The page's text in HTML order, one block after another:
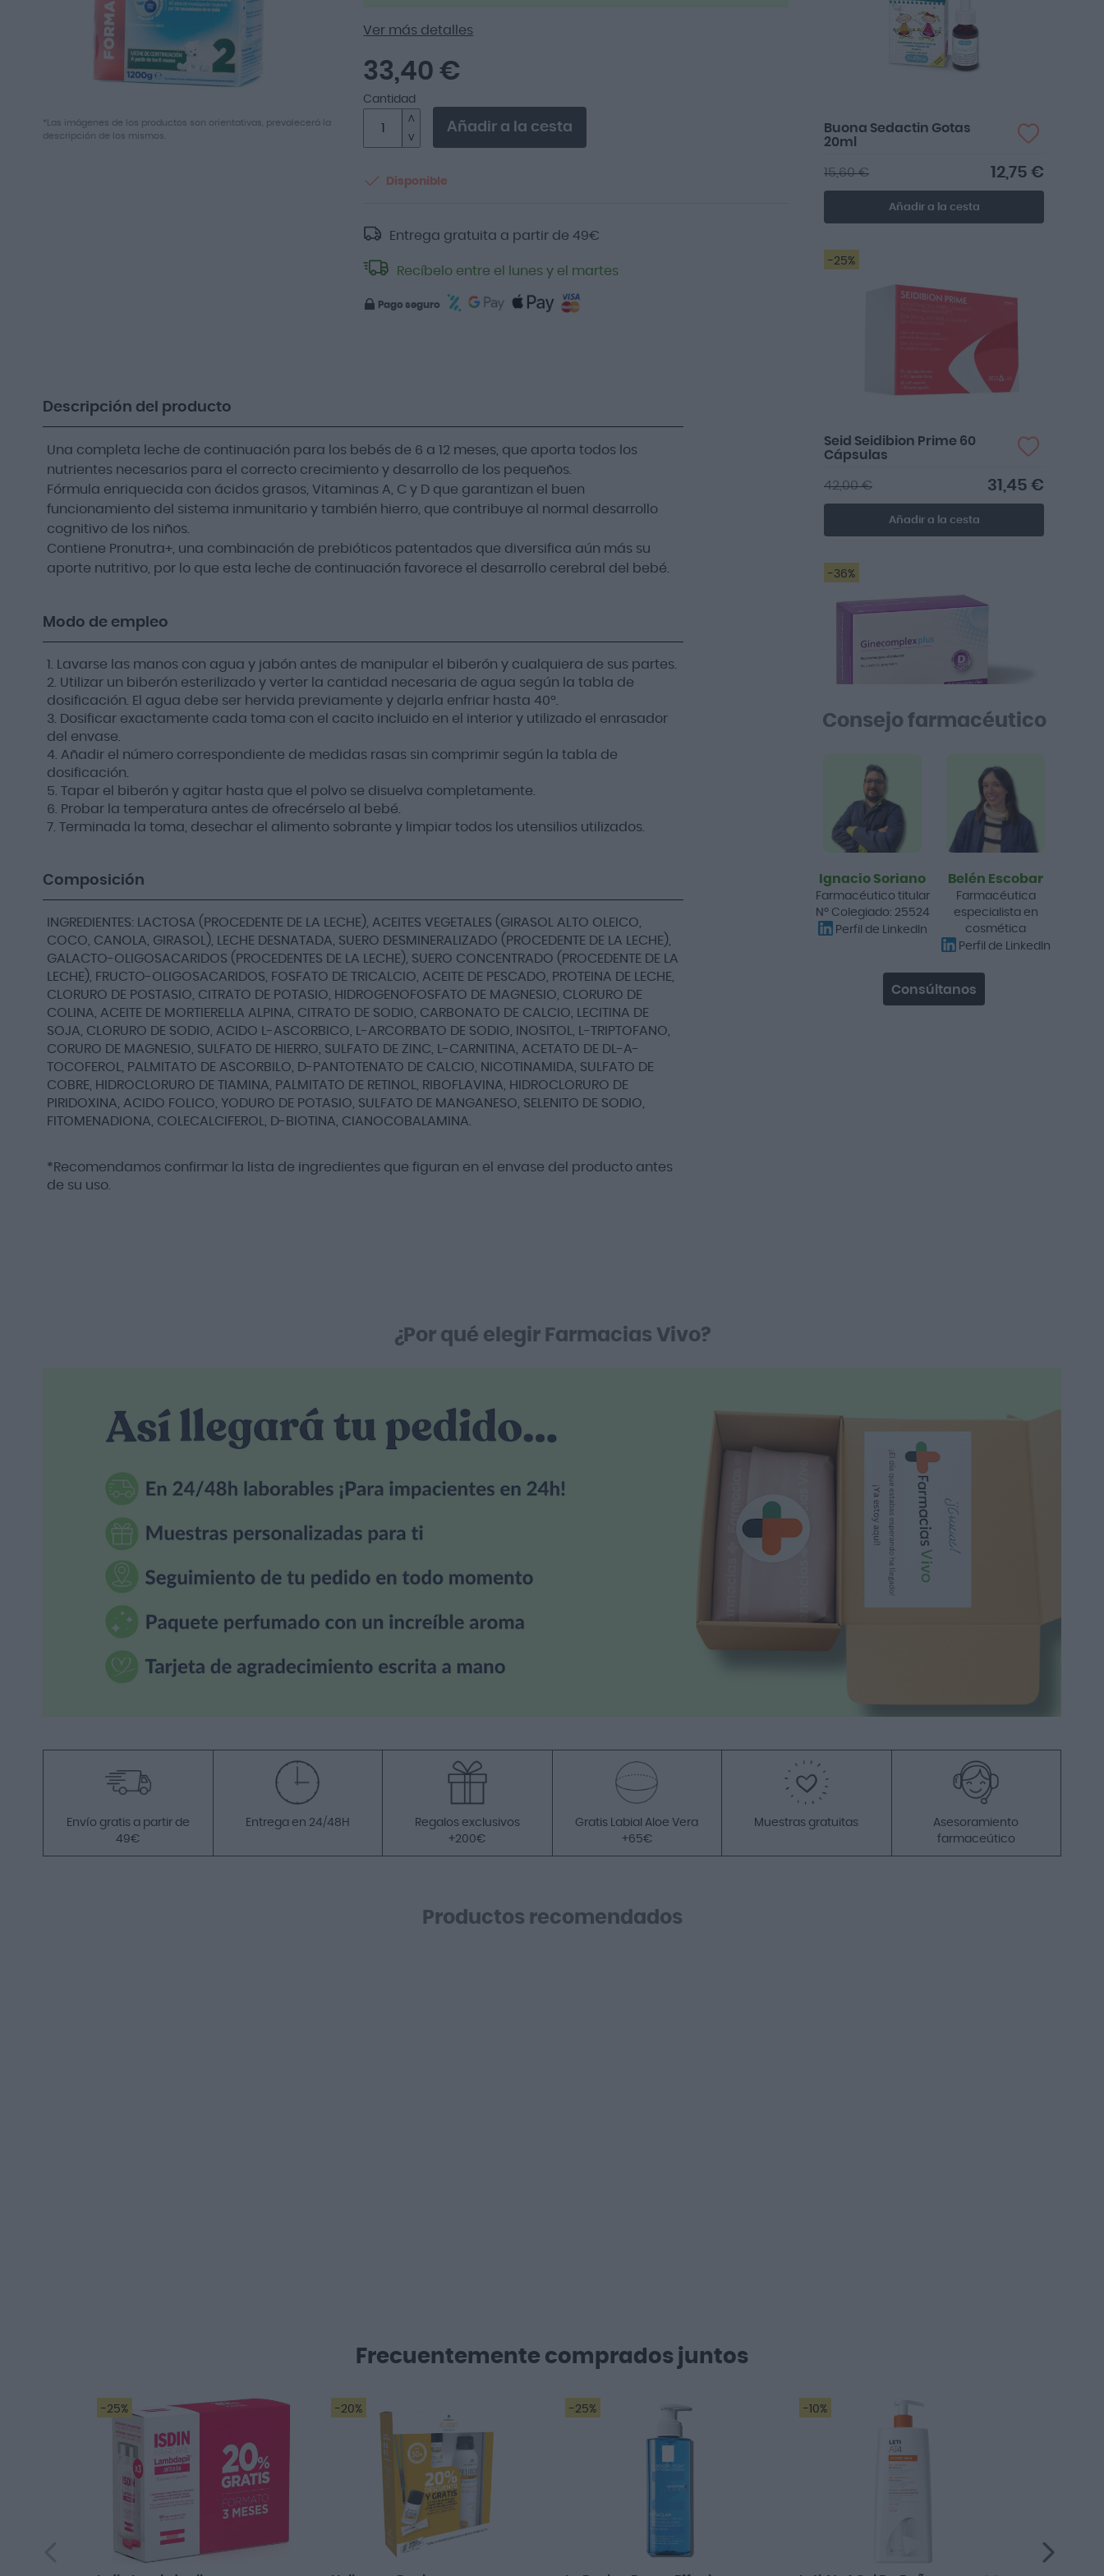
*Las imágenes de los productos son orientativas, prevalecerá la
descripción de los mismos.
Ver más detalles
33,40 €
Cantidad
Añadir a la cesta
Disponible
Entrega gratuita a partir de49€
Recíbelo entre el lunes y el martes
Pago seguro
Buona Sedactin Gotas
20ml
12,75 €
15,60 €
Añadir a la cesta
-25%
Seid Seidibion Prime 60
Cápsulas
31,45 €
42,00 €
Añadir a la cesta
-36%
Viñas Ginecomplex Plus
60 Cápsulas
15,05 €
23,50 €
Añadir a la cesta
-28%
Añadir a la cesta
Neositrín Protect
10,40 €
Añadir a la cesta
Descripción del producto
Una completa leche de continuación para los bebés de 6 a 12 meses, que aporta todos los
nutrientes necesarios para el correcto crecimiento y desarrollo de los pequeños.
Fórmula enriquecida con ácidos grasos, Vitaminas A, C y D que garantizan el buen
funcionamiento del sistema inmunitario y también hierro, que contribuye al normal desarrollo
cognitivo de los niños.
Contiene Pronutra+, una combinación de prebióticos patentados que diversifica aún más su
aporte nutritivo, por lo que esta leche de continuación favorece el desarrollo cerebral del bebé.
Modo de empleo
1. Lavarse las manos con agua y jabón antes de manipular el biberón y cualquiera de sus partes.
2. Utilizar un biberón esterilizado y verter la cantidad necesaria de agua según la tabla de
dosificación. El agua debe ser hervida previamente y dejarla enfriar hasta 40º.
3. Dosificar exactamente cada toma con el cacito incluido en el interior y utilizado el enrasador
del envase.
4. Añadir el número correspondiente de medidas rasas sin comprimir según la tabla de
dosificación.
5. Tapar el biberón y agitar hasta que el polvo se disuelva completamente.
6. Probar la temperatura antes de ofrecérselo al bebé.
7. Terminada la toma, desechar el alimento sobrante y limpiar todos los utensilios utilizados.
Composición
INGREDIENTES: LACTOSA (PROCEDENTE DE LA LECHE), ACEITES VEGETALES (GIRASOL ALTO OLEICO,
COCO, CANOLA, GIRASOL), LECHE DESNATADA, SUERO DESMINERALIZADO (PROCEDENTE DE LA LECHE),
GALACTO-OLIGOSACARIDOS (PROCEDENTES DE LA LECHE), SUERO CONCENTRADO (PROCEDENTE DE LA
LECHE), FRUCTO-OLIGOSACARIDOS, FOSFATO DE TRICALCIO, ACEITE DE PESCADO, PROTEINA DE LECHE,
CLORURO DE POSTASIO, CITRATO DE POTASIO, HIDROGENOFOSFATO DE MAGNESIO, CLORURO DE
COLINA, ACEITE DE MORTIERELLA ALPINA, CITRATO DE SODIO, CARBONATO DE CALCIO, LECITINA DE
SOJA, CLORURO DE SODIO, ACIDO L-ASCORBICO, L-ARCORBATO DE SODIO, INOSITOL, L-TRIPTOFANO,
CORURO DE MAGNESIO, SULFATO DE HIERRO, SULFATO DE ZINC, L-CARNITINA, ACETATO DE DL-A-
TOCOFEROL, PALMITATO DE ASCORBILO, D-PANTOTENATO DE CALCIO, NICOTINAMIDA, SULFATO DE
COBRE, HIDROCLORURO DE TIAMINA, PALMITATO DE RETINOL, RIBOFLAVINA, HIDROCLORURO DE
PIRIDOXINA, ACIDO FOLICO, YODURO DE POTASIO, SULFATO DE MANGANESO, SELENITO DE SODIO,
FITOMENADIONA, COLECALCIFEROL, D-BIOTINA, CIANOCOBALAMINA.
*Recomendamos confirmar la lista de ingredientes que figuran en el envase del producto antes
de su uso.
Consejo farmacéutico
Ignacio Soriano
Farmacéutico titular
Nº Colegiado: 25524
Perfil de LinkedIn
Belén Escobar
Farmacéutica
especialista en
cosmética
Perfil de LinkedIn
Consúltanos
¿Por qué elegir Farmacias Vivo?
Envío gratis a partir de
49€
Entrega en 24/48H
Regalos exclusivos
+200€
Gratis Labial Aloe Vera
+65€
Muestras gratuitas
Asesoramiento
farmaceútico
Productos recomendados
Frecuentemente comprados juntos
-25% -20% -25% -10%